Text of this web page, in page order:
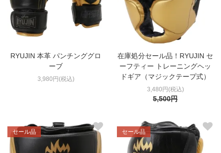
RYUJIN 本革 パンチンググロ
ーブ
3,980円(税込)
在庫処分セール品！RYUJIN セ
ーフティー トレーニングヘッ
ドギア（マジックテープ式）
3,480円(税込)
5,500円
セール品 セール品